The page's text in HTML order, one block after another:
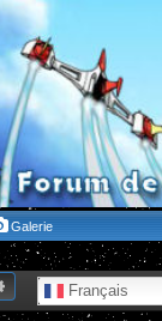
Galerie
Français
Recherche avancée